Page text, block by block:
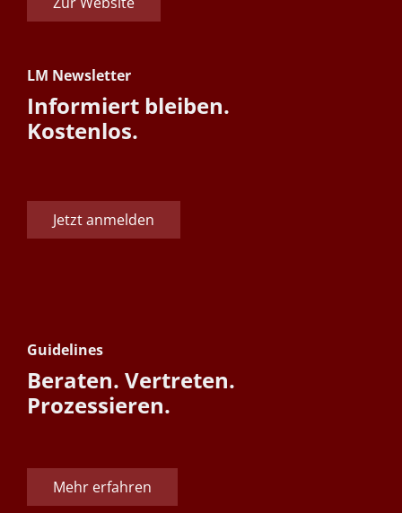
LM Newsletter
Informiert bleiben.
Kostenlos.
Jetzt anmelden
Guidelines
Beraten. Vertreten.
Prozessieren.
Mehr erfahren